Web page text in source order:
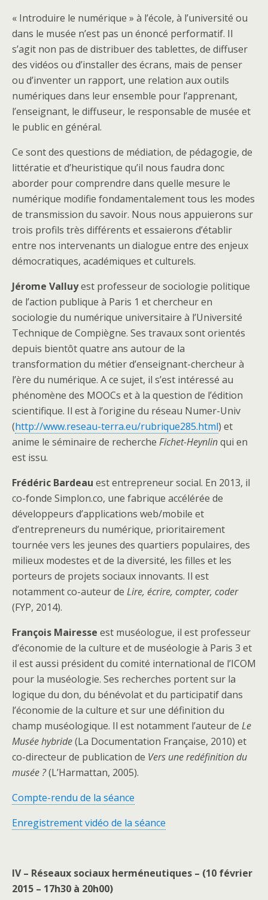
« Introduire le numérique » à l’école, à l’université ou
dans le musée n’est pas un énoncé performatif. Il
s’agit non pas de distribuer des tablettes, de diffuser
des vidéos ou d’installer des écrans, mais de penser
ou d’inventer un rapport, une relation aux outils
numériques dans leur ensemble pour l’apprenant,
l’enseignant, le diffuseur, le responsable de musée et
le public en général.
Ce sont des questions de médiation, de pédagogie, de
littératie et d’heuristique qu’il nous faudra donc
aborder pour comprendre dans quelle mesure le
numérique modifie fondamentalement tous les modes
de transmission du savoir. Nous nous appuierons sur
trois profils très différents et essaierons d’établir
entre nos intervenants un dialogue entre des enjeux
démocratiques, académiques et culturels.
Jérome Valluyest professeur de sociologie politique
de l’action publique à Paris 1 et chercheur en
sociologie du numérique universitaire à l’Université
Technique de Compiègne. Ses travaux sont orientés
depuis bientôt quatre ans autour de la
transformation du métier d’enseignant-chercheur à
l’ère du numérique. A ce sujet, il s’est intéressé au
phénomène des MOOCs et à la question de l’édition
scientifique. Il est à l’origine du réseau Numer-Univ
(http://www.reseau-terra.eu/rubrique285.html) et
anime le séminaire de recherche Fichet-Heynlinqui en
est issu.
Frédéric Bardeau est entrepreneur social. En 2013, il
co-fonde Simplon.co, une fabrique accélérée de
développeurs d’applications web/mobile et
d’entrepreneurs du numérique, prioritairement
tournée vers les jeunes des quartiers populaires, des
milieux modestes et de la diversité, les filles et les
porteurs de projets sociaux innovants. Il est
notamment co-auteur de Lire, écrire, compter, coder
(FYP, 2014).
François Mairesse est muséologue, il est professeur
d’économie de la culture et de muséologie à Paris 3 et
il est aussi président du comité international de l’ICOM
pour la muséologie. Ses recherches portent sur la
logique du don, du bénévolat et du participatif dans
l’économie de la culture et sur une définition du
champ muséologique. Il est notamment l’auteur de Le
Musée hybride(La Documentation Française, 2010) et
co-directeur de publication de Vers une redéfinition du
musée ?(L’Harmattan, 2005).
Compte-rendu de la séance
Enregistrement vidéo de la séance
IV – Réseaux sociaux herméneutiques – (10 février
2015 – 17h30 à 20h00)